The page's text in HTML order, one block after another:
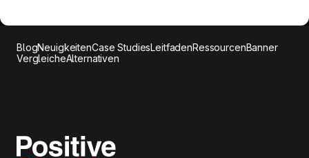
BlogNeuigkeitenCase StudiesLeitfadenRessourcenBanner
VergleicheAlternativen